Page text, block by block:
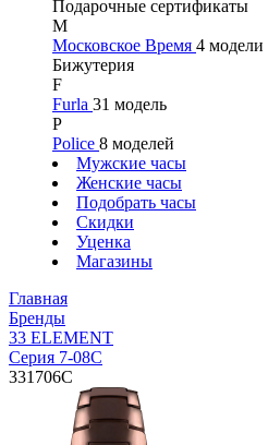
Подарочные сертификаты
М
Московское Время 4 модели
Бижутерия
F
Furla 31 модель
P
Police 8 моделей
Мужские часы
Женские часы
Подобрать часы
Скидки
Уценка
Магазины
Главная
Бренды
33 ELEMENT
Серия 7-08С
331706C